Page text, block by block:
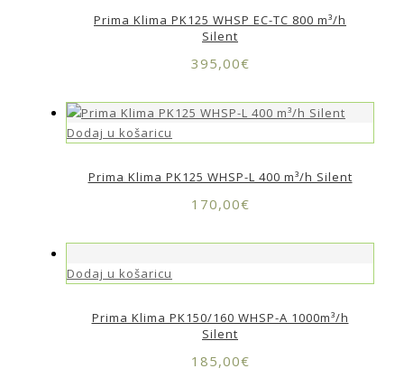
Prima Klima PK125 WHSP EC-TC 800 m³/h
Silent
395,00€
Dodaj u košaricu
Prima Klima PK125 WHSP-L 400 m³/h Silent
170,00€
Dodaj u košaricu
Prima Klima PK150/160 WHSP-A 1000m³/h
Silent
185,00€